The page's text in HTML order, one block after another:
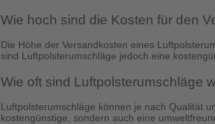
Wie hoch sind die Kosten für den
Die Höhe der Versandkosten eines
sind Luftpolsterumschläge jedoch eine
Wie oft sind Luftpolsterumschläge
Luftpolsterumschläge können je nach Qualität
kostengünstige, sondern auch eine